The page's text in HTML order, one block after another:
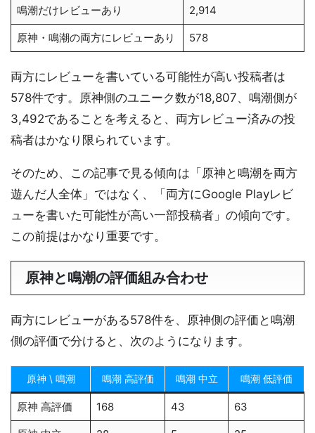
鳴潮だけレビューあり 2,914
原神・鳴潮の両方にレビューあり 578
両方にレビューを書いている可能性が高い投稿者は
578件です。原神側のユニーク数が18,807、鳴潮側が
3,492であることを考えると、両方レビュー済みの投
稿者はかなり限られています。
そのため、この記事で見る傾向は「原神と鳴潮を両方
遊んだ人全体」ではなく、「両方にGoogle Playレビ
ューを書いた可能性が高い一部投稿者」の傾向です。
この前提はかなり重要です。
原神と鳴潮の評価組み合わせ
両方にレビューがある578件を、原神側の評価と鳴潮
側の評価で分けると、次のようになります。
原神 \ 鳴潮 鳴潮 高評価 鳴潮 中立 鳴潮 低評価
原神 高評価 168 43 63